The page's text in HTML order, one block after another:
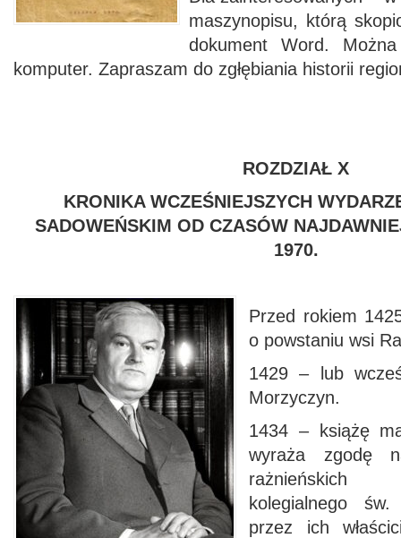
maszynopisu, którą
dokument Word.
komputer. Zapraszam do zgłębiania historii
ROZDZIAŁ X
KRONIKA WCZEŚNIEJSZYCH
SADOWEŃSKIM OD CZASÓW
1970.
Przed rokiem
o powstaniu wsi
1429 – lub
Morzyczyn.
1434 – książę
wyraża zgodę
rażnieńskich
kolegialnego
przez ich